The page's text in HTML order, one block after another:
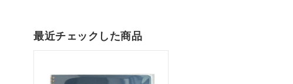
最近チェックした商品